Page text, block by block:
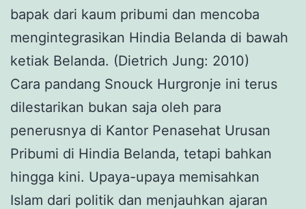
bapak dari kaum pribumi dan mencoba
mengintegrasikan Hindia Belanda di bawah
ketiak Belanda. (Dietrich Jung: 2010)
Cara pandang Snouck Hurgronje ini terus
dilestarikan bukan saja oleh para
penerusnya di Kantor Penasehat Urusan
Pribumi di Hindia Belanda, tetapi bahkan
hingga kini. Upaya-upaya memisahkan
Islam dari politik dan menjauhkan ajaran